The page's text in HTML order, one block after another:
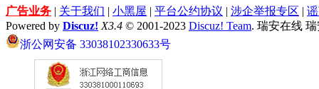
广告业务 | 关于我们 | 小黑屋 | 平台公约协议 | 涉企举报专区 |
Powered by Discuz! X3.4 © 2001-2023 Discuz! Team. 瑞安在线
浙公网安备 33038102330633号